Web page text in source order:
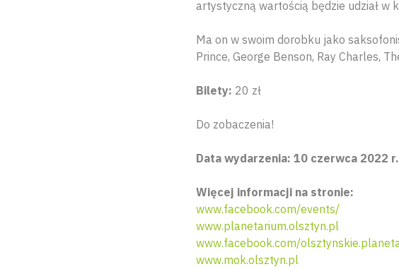
artystyczną wartością będzie udział w
Ma on w swoim dorobku jako
Prince, George Benson, Ray Charles,
Bilety: 20 zł
Do zobaczenia!
Data wydarzenia: 10 czerwca 2022
Więcej informacji na stronie:
www.facebook.com/events/
www.planetarium.olsztyn.pl
www.facebook.com/
www.mok.olsztyn.pl